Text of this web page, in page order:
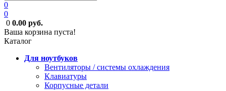
0
0
0 0.00 руб.
Ваша корзина пуста!
Каталог
Для ноутбуков
Вентиляторы / системы охлаждения
Клавиатуры
Корпусные детали